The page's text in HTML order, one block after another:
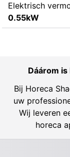
Elektrisch
0.55kW
Dáárom
Bij Horeca
uw
Wij leveren
horeca